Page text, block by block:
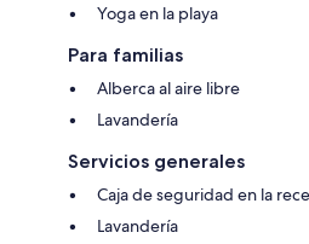
Yoga en la playa
Para familias
Alberca al aire libre
Lavandería
Servicios generales
Caja de seguridad en la
Lavandería